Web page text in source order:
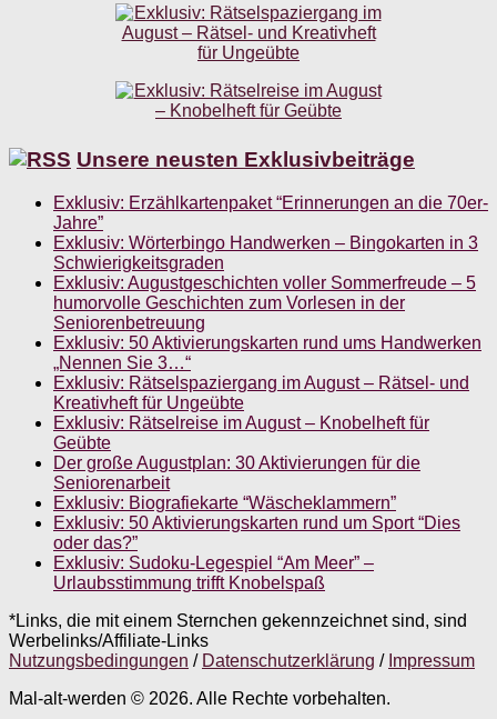
Unsere neusten Exklusivbeiträge
Exklusiv: Erzählkartenpaket “Erinnerungen an die 70er-
Jahre”
Exklusiv: Wörterbingo Handwerken – Bingokarten in 3
Schwierigkeitsgraden
Exklusiv: Augustgeschichten voller Sommerfreude – 5
humorvolle Geschichten zum Vorlesen in der
Seniorenbetreuung
Exklusiv: 50 Aktivierungskarten rund ums Handwerken
„Nennen Sie 3…“
Exklusiv: Rätselspaziergang im August – Rätsel- und
Kreativheft für Ungeübte
Exklusiv: Rätselreise im August – Knobelheft für
Geübte
Der große Augustplan: 30 Aktivierungen für die
Seniorenarbeit
Exklusiv: Biografiekarte “Wäscheklammern”
Exklusiv: 50 Aktivierungskarten rund um Sport “Dies
oder das?”
Exklusiv: Sudoku-Legespiel “Am Meer” –
Urlaubsstimmung trifft Knobelspaß
*Links, die mit einem Sternchen gekennzeichnet sind, sind
Werbelinks/Affiliate-Links
Nutzungsbedingungen / Datenschutzerklärung / Impressum
Mal-alt-werden © 2026. Alle Rechte vorbehalten.